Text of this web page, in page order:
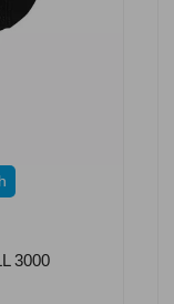
3000